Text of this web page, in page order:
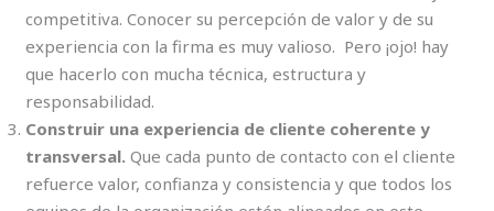
competitiva. Conocer su percepción de valor y de su
experiencia con la firma es muy valioso. Pero ¡ojo! hay
que hacerlo con mucha técnica, estructura y
responsabilidad.
Construir una experiencia de cliente coherente y
transversal. Que cada punto de contacto con el cliente
refuerce valor, confianza y consistencia y que todos los